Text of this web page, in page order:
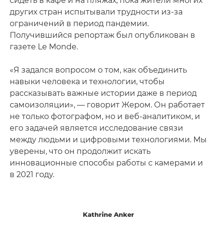
других стран испытывали трудности из-за
ограничений в период пандемии.
Получившийся репортаж был опубликован в
газете Le Monde.
«Я задался вопросом о том, как объединить
навыки человека и технологии, чтобы
рассказывать важные истории даже в период
самоизоляции», — говорит Жером. Он работает
не только фотографом, но и веб-аналитиком, и
его задачей является исследование связи
между людьми и цифровыми технологиями. Мы
уверены, что он продолжит искать
инновационные способы работы с камерами и
в 2021 году.
Kathrine Anker